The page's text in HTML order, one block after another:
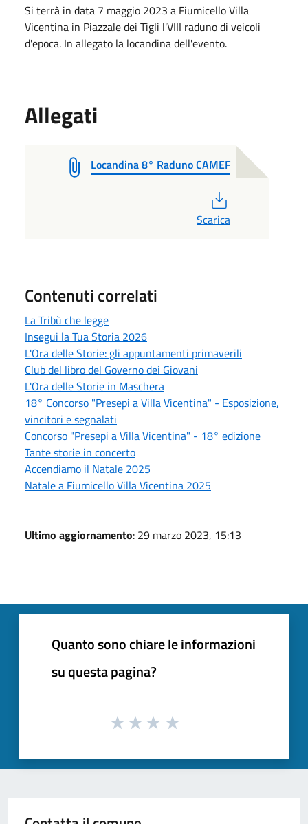
Si terrà in data 7 maggio 2023 a Fiumicello Villa
Vicentina in Piazzale dei Tigli l'VIII raduno di veicoli
d'epoca. In allegato la locandina dell'evento.
Allegati
Locandina 8° Raduno CAMEF
Scarica
Contenuti correlati
La Tribù che legge
Insegui la Tua Storia 2026
L'Ora delle Storie: gli appuntamenti primaverili
Club del libro del Governo dei Giovani
L'Ora delle Storie in Maschera
18° Concorso "Presepi a Villa Vicentina" - Esposizione,
vincitori e segnalati
Concorso "Presepi a Villa Vicentina" - 18° edizione
Tante storie in concerto
Accendiamo il Natale 2025
Natale a Fiumicello Villa Vicentina 2025
Ultimo aggiornamento: 29 marzo 2023, 15:13
Quanto sono chiare le informazioni
su questa pagina?